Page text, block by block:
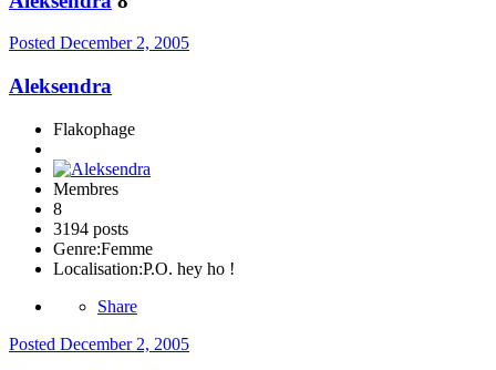
Posted December 2, 2005
Aleksendra
Flakophage
Membres
8
3194 posts
Genre:Femme
Localisation:P.O. hey ho !
Share
Posted December 2, 2005